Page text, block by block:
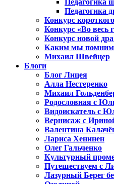
Педагогика
Педагогика
Конкурс
Конкурс «Во весь
Конкурс новой
Каким мы помним
Михаил Швейцер
Блоги
Блог Лицея
Алла Нестеренко
Михаил
Родословная с
Видоискатель с
Вернисаж с
Валентина
Лариса Хенинен
Олег Гальченко
Культурный
Путешествуем с
Лазурный Берег